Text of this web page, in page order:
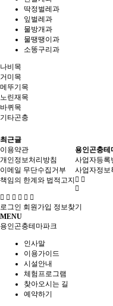
딱정벌레과
잎벌레과
물방개과
물땡땡이과
소똥구리과
나비목
거미목
메뚜기목
노린재목
바퀴목
기타곤충
최근글
이용약관
개인정보처리방침
이메일 무단수집거부
책임의 한계와 법적고지
용인곤충테
사업자등록
사업자정보
로그인 회원가입 정보찾기
MENU
용인곤충테마파크
인사말
이용가이드
시설안내
체험프로그램
찾아오시는 길
예약하기